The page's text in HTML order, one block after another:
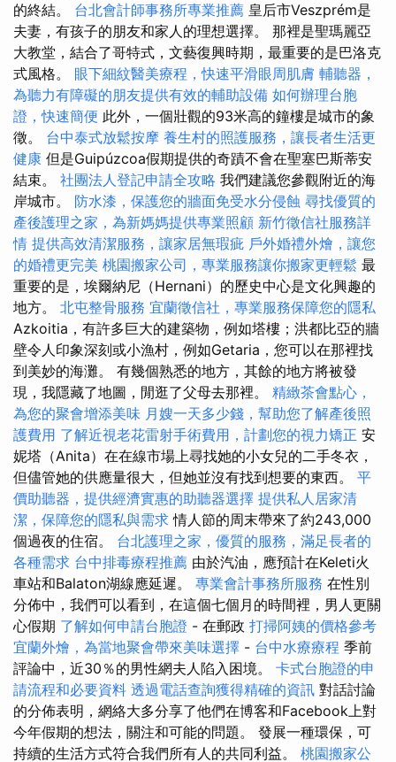
的終結。 台北會計師事務所專業推薦 皇后市Veszprém是
夫妻，有孩子的朋友和家人的理想選擇。 那裡是聖瑪麗亞
大教堂，結合了哥特式，文藝復興時期，最重要的是巴洛克
式風格。 眼下細紋醫美療程，快速平滑眼周肌膚 輔聽器，
為聽力有障礙的朋友提供有效的輔助設備 如何辦理台胞
證，快速簡便 此外，一個壯觀的93米高的鐘樓是城市的象
徵。 台中泰式放鬆按摩 養生村的照護服務，讓長者生活更
健康 但是Guipúzcoa假期提供的奇蹟不會在聖塞巴斯蒂安
結束。 社團法人登記申請全攻略 我們建議您參觀附近的海
岸城市。 防水漆，保護您的牆面免受水分侵蝕 尋找優質的
產後護理之家，為新媽媽提供專業照顧 新竹徵信社服務詳
情 提供高效清潔服務，讓家居無瑕疵 戶外婚禮外燴，讓您
的婚禮更完美 桃園搬家公司，專業服務讓你搬家更輕鬆 最
重要的是，埃爾納尼（Hernani）的歷史中心是文化興趣的
地方。 北屯整骨服務 宜蘭徵信社，專業服務保障您的隱私
Azkoitia，有許多巨大的建築物，例如塔樓；洪都比亞的牆
壁令人印象深刻或小漁村，例如Getaria，您可以在那裡找
到美妙的海灘。 有幾個熟悉的地方，其餘的地方將被發
現，我隱藏了地圖，閒逛了父母去那裡。 精緻茶會點心，
為您的聚會增添美味 月嫂一天多少錢，幫助您了解產後照
護費用 了解近視老花雷射手術費用，計劃您的視力矯正 安
妮塔（Anita）在在線市場上尋找她的小女兒的二手冬衣，
但儘管她的供應量很大，但她並沒有找到想要的東西。 平
價助聽器，提供經濟實惠的助聽器選擇 提供私人居家清
潔，保障您的隱私與需求 情人節的周末帶來了約243,000
個過夜的住宿。 台北護理之家，優質的服務，滿足長者的
各種需求 台中排毒療程推薦 由於汽油，應預計在Keleti火
車站和Balaton湖線應延遲。 專業會計事務所服務 在性別
分佈中，我們可以看到，在這個七個月的時間裡，男人更關
心假期 了解如何申請台胞證 - 在郵政 打掃阿姨的價格參考
宜蘭外燴，為當地聚會帶來美味選擇 - 台中水療療程 季前
評論中，近30％的男性網夫人陷入困境。 卡式台胞證的申
請流程和必要資料 透過電話查詢獲得精確的資訊 對話討論
的分佈表明，網絡大多分享了他們在博客和Facebook上對
今年假期的想法，關注和可能的問題。 發展一種環保，可
持續的生活方式符合我們所有人的共同利益。 桃園搬家公